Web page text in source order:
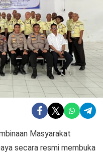
Masyarakat
secara resmi membuka